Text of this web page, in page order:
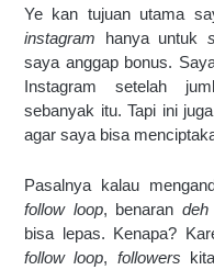
Ye kan tujuan utama
instagram hanya untuk
saya anggap bonus.
Instagram setelah
sebanyak itu. Tapi ini
agar saya bisa
Pasalnya kalau
follow loop, benaran deh
follow loop, followers